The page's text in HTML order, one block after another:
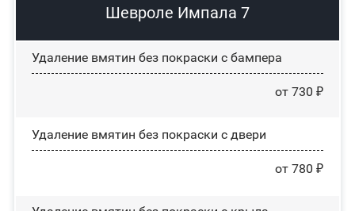
Шевроле Импала 7
Удаление вмятин без покраски с бампера
от 730 ₽
Удаление вмятин без покраски с двери
от 780 ₽